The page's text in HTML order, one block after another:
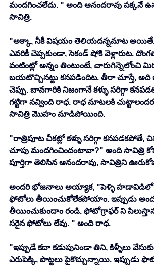
మందగించలేదు. " అంది ఆనందరావు పక్కనే
సావిత్రి.
"అక్కా, నీకీ విషయం తెలియదన్నమాట
ఎవరికీ చెప్పకుండా, సెకండ్ షోకి వెళ్లారుట.
వంటింట్లో అన్నం తింటుంటే, చారుగిన్నెలోంచి
బయటొచ్చినట్టు కనపడిందిట. తీరా చూస్తే, అది
చెప్పు. బావగారికి నిజంగానే కళ్ళు సరిగ్గా
గట్టిగా నవ్వింది రాధ. రాధ మాటలకి
సావిత్రి మొహం మాడిపోయింది.
"రాత్రిపూట చీకట్లో కళ్ళు సరిగ్గా కనపడకపోతే,
చూపు మందగించిందంటావా?" అంది సావిత్రి
పూర్తిగా తెలిసిన ఆనందరావు, సావిత్రిని
అందరి భోజనాలు అయ్యాక, "పెళ్ళి హడావిడిలో
ఫోటోలు తీయించుకోలేకపోయాం. ఇప్పుడు
తీయించుకుందాం రండి. ఫోటోగ్రాఫర్ ని
సరైన ఫోటోలు లేవు. " అంది రాధ.
"ఇప్పుడే కదా కడుపునిండా తిని, కిళ్ళీలు
ఎరుపెక్కి, పొట్టలు పైకొచ్చున్నాయి.